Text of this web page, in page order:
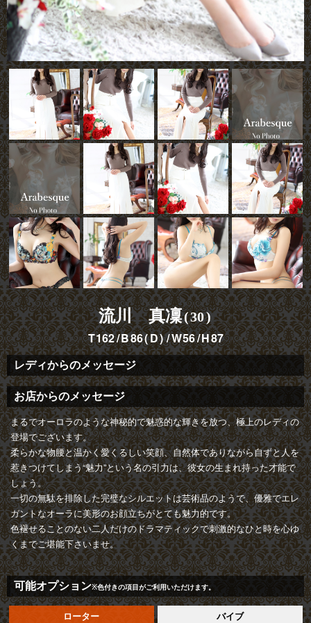
流川 真凜 30
162 86 D 56 87
レディからのメッセージ
お店からのメッセージ
まるでオーロラのような神秘的で魅惑的な輝きを放つ、極上のレディの
登場でございます。
柔らかな物腰と温かく愛くるしい笑顔、自然体でありながら自ずと人を
惹きつけてしまう“魅力”という名の引力は、彼女の生まれ持った才能で
しょう。
一切の無駄を排除した完璧なシルエットは芸術品のようで、優雅でエレ
ガントなオーラに美形のお顔立ちがとても魅力的です。
色褪せることのない二人だけのドラマティックで刺激的なひと時を心ゆ
くまでご堪能下さいませ。
可能オプション※色付きの項目がご利用いただけます。
ローター
バイブ